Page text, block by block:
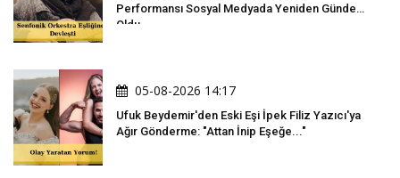
Performansı Sosyal Medyada Yeniden Gündem
Oldu
05-08-2026 14:17
Ufuk Beydemir'den Eski Eşi İpek Filiz Yazıcı'ya
Ağır Gönderme: "Attan İnip Eşeğe..."